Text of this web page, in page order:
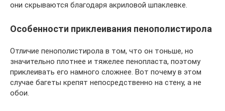
они скрываются благодаря акриловой шпаклевке.
Особенности приклеивания пенополистирола
Отличие пенополистирола в том, что он тоньше, но
значительно плотнее и тяжелее пенопласта, поэтому
приклеивать его намного сложнее. Вот почему в этом
случае багеты крепят непосредственно на стену, а не
обои.